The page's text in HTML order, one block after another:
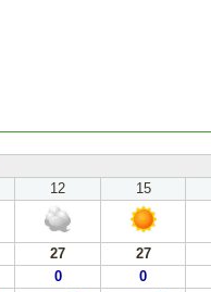
12 15
27 27
0 0